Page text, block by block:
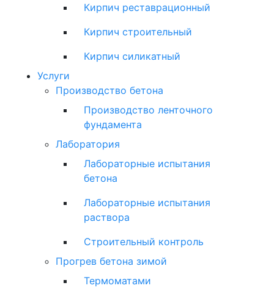
Кирпич реставрационный
Кирпич строительный
Кирпич силикатный
Услуги
Производство бетона
Производство ленточного
фундамента
Лаборатория
Лабораторные испытания
бетона
Лабораторные испытания
раствора
Строительный контроль
Прогрев бетона зимой
Термоматами